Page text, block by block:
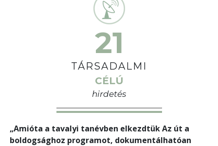
21
TÁRSADALMI
CÉLÚ
hirdetés
„Amióta a tavalyi tanévben elkezdtük Az út a
boldogsághoz programot, dokumentálhatóan